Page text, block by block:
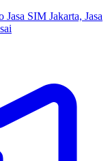
SIM Jakarta, Jasa